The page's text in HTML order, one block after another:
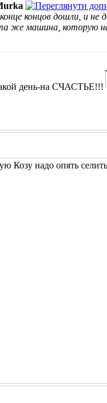
концов дошли, и
же машина, которую на
день-на СЧАСТЬЕ!!!
Козу надо опять